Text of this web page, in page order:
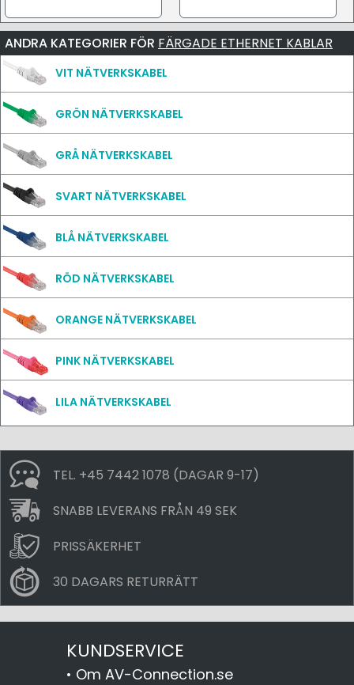
ANDRA KATEGORIER FÖR FÄRGADE ETHERNET KABLAR
VIT NÄTVERKSKABEL
GRÖN NÄTVERKSKABEL
GRÅ NÄTVERKSKABEL
SVART NÄTVERKSKABEL
BLÅ NÄTVERKSKABEL
RÖD NÄTVERKSKABEL
ORANGE NÄTVERKSKABEL
PINK NÄTVERKSKABEL
LILA NÄTVERKSKABEL
TEL. +45 7442 1078 (DAGAR 9-17)
SNABB LEVERANS FRÅN 49 SEK
PRISSÄKERHET
30 DAGARS RETURRÄTT
KUNDSERVICE
• Om AV-Connection.se